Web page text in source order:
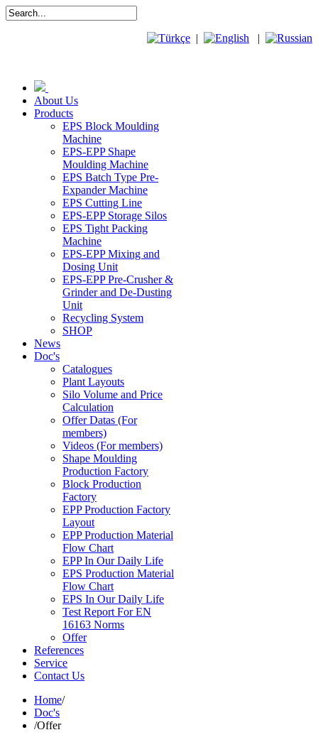
| |
About Us
Products
EPS Block Moulding
Machine
EPS-EPP Shape
Moulding Machine
EPS Batch Type Pre-
Expander Machine
EPS Cutting Line
EPS-EPP Storage Silos
EPS Tight Packing
Machine
EPS-EPP Mixing and
Dosing Unit
EPS-EPP Pre-Crusher &
Grinder and De-Dusting
Unit
Recycling System
SHOP
News
Doc's
Catalogues
Plant Layouts
Silo Volume and Price
Calculation
Offer Datas (For
members)
Videos (For members)
Shape Moulding
Production Factory
Block Production
Factory
EPP Production Factory
Layout
EPP Production Material
Flow Chart
EPP In Our Daily Life
EPS Production Material
Flow Chart
EPS In Our Daily Life
Test Report For EN
16163 Norms
Offer
References
Service
Contact Us
Home/
Doc's
/Offer